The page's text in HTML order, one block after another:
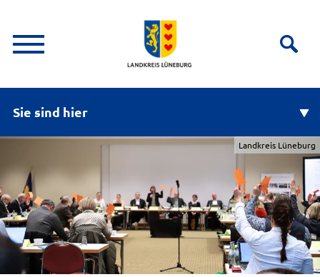
Sie sind hier
Landkreis Lüneburg